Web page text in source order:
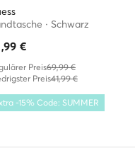
· Schwarz
€
Preis69,99 €
Preis41,99 €
-15% Code: SUMMER